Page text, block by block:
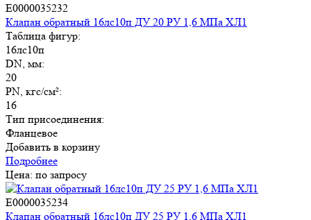
E0000035232
Клапан обратный 16лс10п ДУ 20 РУ 1,6 МПа ХЛ1
Таблица фигур:
16лс10п
DN, мм:
20
PN, кгс/см²:
16
Тип присоединения:
Фланцевое
Добавить в корзину
Подробнее
Цена: по запросу
E0000035234
Клапан обратный 16лс10п ДУ 25 РУ 1,6 МПа ХЛ1